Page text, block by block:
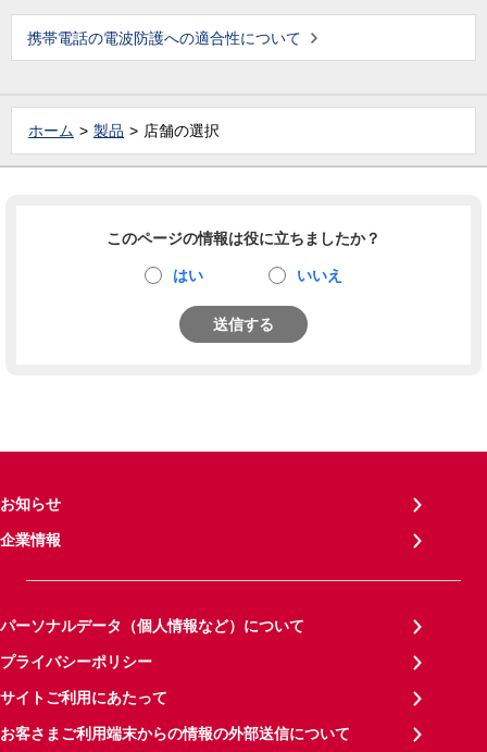
携帯電話の電波防護への適合性について
ホーム 製品 店舗の選択
このページの情報は役に立ちましたか？
はい いいえ
送信する
お知らせ
企業情報
パーソナルデータ（個人情報など）について
プライバシーポリシー
サイトご利用にあたって
お客さまご利用端末からの情報の外部送信について